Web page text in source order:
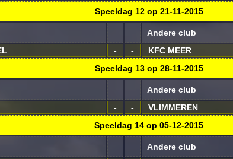
Speeldag 12op 21-11-2015
Andere club
- - KFC MEER
Speeldag 13op 28-11-2015
Andere club
- - VLIMMEREN
Speeldag 14 op 05-12-2015
Andere club